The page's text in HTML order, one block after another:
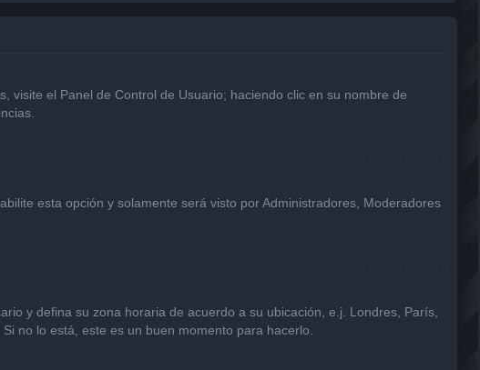
visite el Panel de Control de Usuario; haciendo clic en su nombre de
esta opción y solamente será visto por Administradores, Moderadores
y defina su zona horaria de acuerdo a su ubicación, e.j. Londres, París,
no lo está, este es un buen momento para hacerlo.